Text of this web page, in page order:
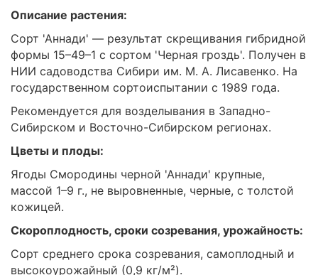
Описание растения:
Cорт 'Аннади' — результат скрещивания гибридной
формы 15–49–1 с сортом 'Черная гроздь'. Получен в
НИИ садоводства Сибири им. М. А. Лисавенко. На
государственном сортоиспытании с 1989 года.
Рекомендуется для возделывания в Западно-
Сибирском и Восточно-Сибирском регионах.
Цветы и плоды:
Ягоды Смородины черной 'Аннади' крупные,
массой 1–9 г., не выровненные, черные, с толстой
кожицей.
Скороплодность, сроки созревания, урожайность:
Сорт среднего срока созревания, самоплодный и
высокоурожайный (0,9 кг/м²).